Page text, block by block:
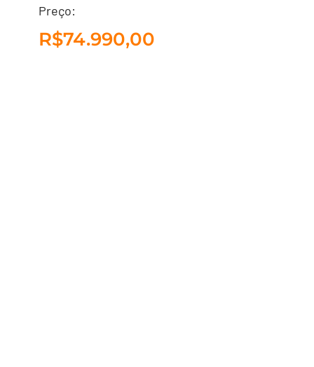
PREMIER 2 PRETO
2020 FLEX
Preço:
R$74.990,00